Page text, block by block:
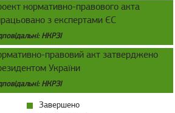
нормативно-правового акта
з експертами ЄС
НКРЗІ
правовий акт затверджено
України
НКРЗІ
Завершено